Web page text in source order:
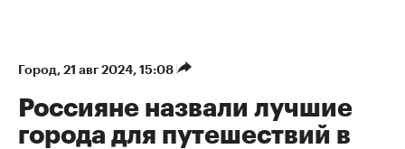
Город⁠, 21 авг 2024, 15:08
Россияне назвали лучшие
города для путешествий в